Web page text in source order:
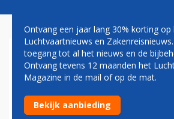
IBIZA AIRPORT
Lekke banden Lufthansa-toestel
Nederlanders latere vakantie
Ontvang een jaar lang 30% korting op
Luchtvaartnieuws en
toegang tot al het nieuws en de
Ontvang tevens 12 maanden het
Magazine in de mail of op de mat.
Bekijk aanbieding